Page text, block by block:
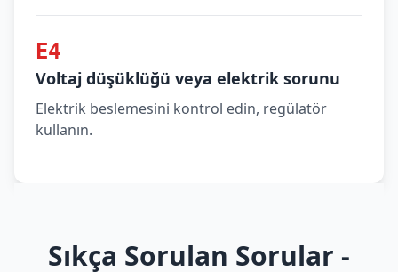
E4
Voltaj düşüklüğü veya elektrik sorunu
Elektrik beslemesini kontrol edin, regülatör
kullanın.
Sıkça Sorulan Sorular -